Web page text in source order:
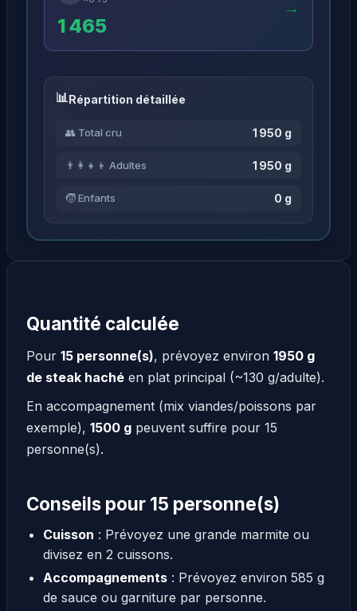
1 465
→
Répartition détaillée
👥 Total cru 1 950 g
👨‍👩‍👧‍👦 Adultes 1 950 g
🧒 Enfants 0 g
Quantité calculée
Pour 15 personne(s), prévoyez environ 1950 g
de steak haché en plat principal (~130 g/adulte).
En accompagnement (mix viandes/poissons par
exemple), 1500 g peuvent suffire pour 15
personne(s).
Conseils pour 15 personne(s)
Cuisson : Prévoyez une grande marmite ou
divisez en 2 cuissons.
Accompagnements: Prévoyez environ 585 g
de sauce ou garniture par personne.